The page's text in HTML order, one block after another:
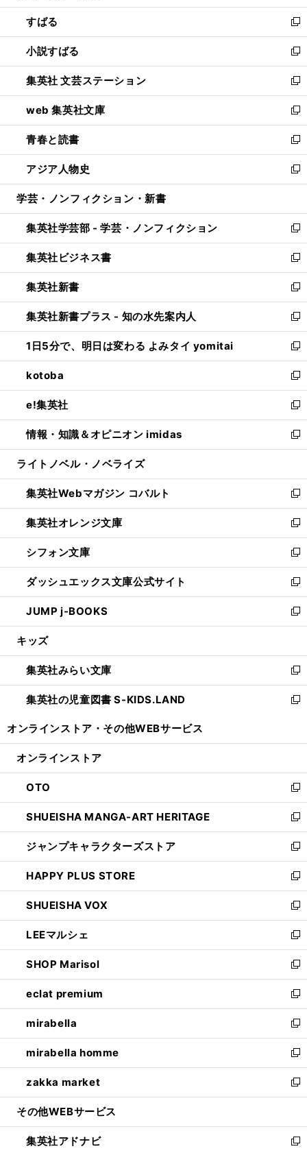
開
く
ウ
で
開
く
ン
ド
ウ
で
開
く
すばる
新
し
い
ウ
ィ
ン
ド
ウ
で
開
く
小説すばる
新
し
い
ウ
ィ
ン
ド
ウ
で
開
集英社 文芸ステーション
新
し
い
ウ
ィ
ン
ド
ウ
開
く
web 集英社文庫
新
し
い
ウ
ィ
ン
ウ
で
開
く
青春と読書
新
し
い
ウ
ン
ド
ウ
で
開
く
アジア人物史
新
し
ウ
ィ
ン
ド
ウ
で
開
く
学芸・ノンフィクション・新書
集英社学芸部 - 学芸・ノンフィクション
新
し
い
ウ
ィ
ン
ド
ウ
で
開
く
集英社ビジネス書
新
し
い
ウ
ィ
ン
ド
ウ
で
開
く
集英社新書
新
し
い
ウ
ィ
ン
ド
ウ
で
開
く
集英社新書プラス - 知の水先案内人
新
し
い
ウ
ィ
ン
ド
ウ
で
開
1日5分で、明日は変わる よみタイ yomitai
新
し
い
ウ
ィ
ン
ド
ウ
開
く
kotoba
新
し
い
ウ
ィ
ン
ウ
で
開
く
e!集英社
新
し
い
ウ
ン
ド
ウ
で
開
く
情報・知識＆オピニオン imidas
新
し
ウ
ィ
ン
ド
ウ
で
開
く
ライトノベル・ノベライズ
集英社Webマガジン コバルト
新
し
い
ウ
ィ
ン
ド
ウ
で
開
集英社オレンジ文庫
新
し
い
ウ
ィ
ン
ド
ウ
開
く
シフォン文庫
新
し
い
ウ
ィ
ン
ウ
で
開
く
ダッシュエックス文庫公式サイト
新
し
い
ウ
ン
ド
ウ
で
JUMP j-BOOKS
新
し
ウ
ィ
ン
ド
開
キッズ
集英社みらい文庫
新
し
い
ン
ウ
で
開
く
集英社の児童図書 S-KIDS.LAND
新
ウ
ン
ド
ウ
で
開
く
オンラインストア・ その他WEBサービス
オンラインストア
OTO
新
し
い
ウ
ィ
ン
ド
ウ
で
開
く
SHUEISHA MANGA-ART HERITAGE
新
し
い
ウ
ィ
ン
ド
ウ
で
開
く
ジャンプキャラクターズストア
新
し
い
ウ
ィ
ン
ド
ウ
で
開
く
HAPPY PLUS STORE
新
し
い
ウ
ィ
ン
ド
ウ
で
開
く
SHUEISHA VOX
新
し
い
ウ
ィ
ン
ド
ウ
で
開
く
LEEマルシェ
新
し
い
ウ
ィ
ン
ド
ウ
で
開
く
SHOP Marisol
新
し
い
ウ
ィ
ン
ド
ウ
で
開
eclat premium
新
し
い
ウ
ィ
ン
ド
ウ
開
く
mirabella
新
し
い
ウ
ィ
ン
ウ
で
mirabella homme
新
し
い
ウ
ン
ド
zakka market
新
し
ウ
ィ
その他WEBサービス
集英社アドナビ
新